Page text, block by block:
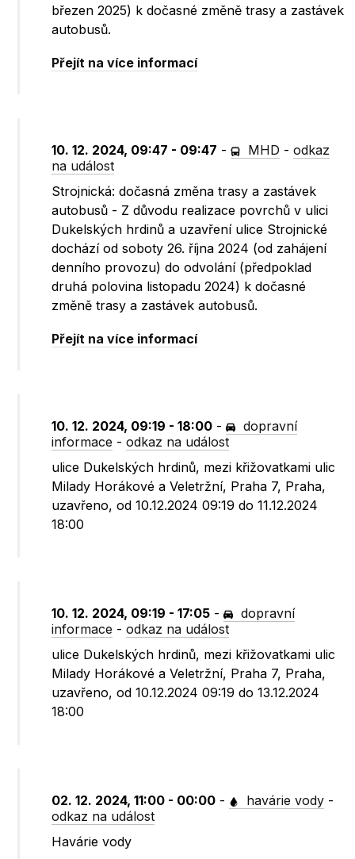
březen 2025) k dočasné změně trasy a zastávek
autobusů.
Přejít na více informací
10. 12. 2024, 09:47 - 09:47 - MHD -odkaz
na událost
Strojnická: dočasná změna trasy a zastávek
autobusů - Z důvodu realizace povrchů v ulici
Dukelských hrdinů a uzavření ulice Strojnické
dochází od soboty 26. října 2024 (od zahájení
denního provozu) do odvolání (předpoklad
druhá polovina listopadu 2024) k dočasné
změně trasy a zastávek autobusů.
Přejít na více informací
10. 12. 2024, 09:19 - 18:00 -
dopravní
informace -odkaz na událost
ulice Dukelských hrdinů, mezi křižovatkami ulic
Milady Horákové a Veletržní, Praha 7, Praha,
uzavřeno, od 10.12.2024 09:19 do 11.12.2024
18:00
10. 12. 2024, 09:19 - 17:05 -
dopravní
informace -odkaz na událost
ulice Dukelských hrdinů, mezi křižovatkami ulic
Milady Horákové a Veletržní, Praha 7, Praha,
uzavřeno, od 10.12.2024 09:19 do 13.12.2024
18:00
02. 12. 2024, 11:00 - 00:00 - havárie vody -
odkaz na událost
Havárie vody